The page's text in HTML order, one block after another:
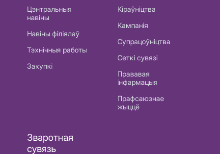
Цэнтральныя
навіны
Навіны філіялаў
Тэхнічныя работы
Закупкі
Кіраўніцтва
Кампанія
Супрацоўніцтва
Сеткі сувязі
Прававая
інфармацыя
Прафсаюзнае
жыццё
Зваротная
сувязь